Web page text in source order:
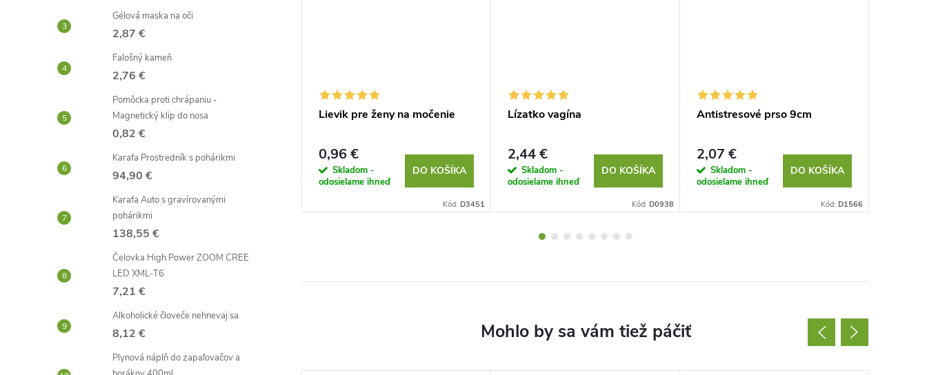
Gélová maska ​​na oči
2,87 €
Falošný kameň
2,76 €
Pomôcka proti chrápaniu -
Magnetický klip do nosa
0,82 €
Karafa Prostredník s pohárikmi
94,90 €
Karafa Auto s gravírovanými
pohárikmi
138,55 €
Čelovka High Power ZOOM CREE
LED XML-T6
7,21 €
Alkoholické človeče nehnevaj sa
8,12 €
Plynová náplň do zapaľovačov a
DO KOŠÍKA
Hodinky s vodotryskom
2,87 €
Skladom -
odosielame ihneď
Lievik pre ženy na močenie
0,96 €
Skladom -
odosielame ihneď
DO KOŠÍKA
Kód: D3451
Lízatko vagína
2,44 €
Skladom -
odosielame ihneď
DO KOŠÍKA
Kód: D0938
Antistresové prso 9cm
2,07 €
Skladom -
odosielame ihneď
DO KOŠÍKA
Kód: D1566